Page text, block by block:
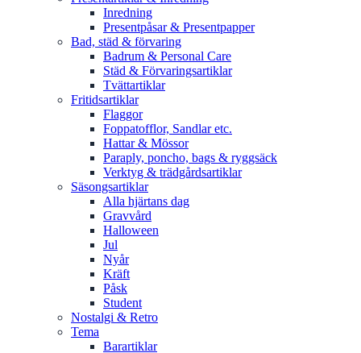
Inredning
Presentpåsar & Presentpapper
Bad, städ & förvaring
Badrum & Personal Care
Städ & Förvaringsartiklar
Tvättartiklar
Fritidsartiklar
Flaggor
Foppatofflor, Sandlar etc.
Hattar & Mössor
Paraply, poncho, bags & ryggsäck
Verktyg & trädgårdsartiklar
Säsongsartiklar
Alla hjärtans dag
Gravvård
Halloween
Jul
Nyår
Kräft
Påsk
Student
Nostalgi & Retro
Tema
Barartiklar